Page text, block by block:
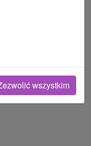
wszystkim